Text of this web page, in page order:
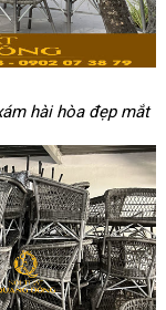
hài hòa đẹp mắt